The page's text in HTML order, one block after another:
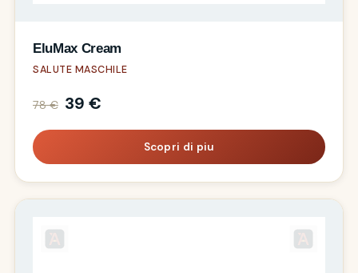
EluMax Cream
SALUTE MASCHILE
78 € 39 €
Scopri di piu